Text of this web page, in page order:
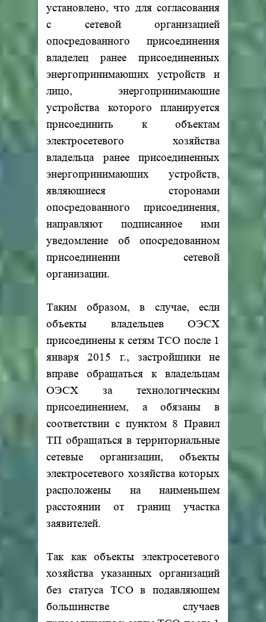
установлено, что для согласования
с сетевой организацией
опосредованного присоединения
владелец ранее присоединенных
энергопринимающих устройств и
лицо, энергопринимающие
устройства которого планируется
присоединить к объектам
электросетевого хозяйства
владельца ранее присоединенных
энергопринимающих устройств,
являющиеся сторонами
опосредованного присоединения,
направляют подписанное ими
уведомление об опосредованном
присоединении сетевой
организации.
Таким образом, в случае, если
объекты владельцев ОЭСХ
присоединены к сетям ТСО после 1
января 2015 г., застройщики не
вправе обращаться к владельцам
ОЭСХ за технологическим
присоединением, а обязаны в
соответствии с пунктом 8 Правил
ТП обращаться в территориальные
сетевые организации, объекты
электросетевого хозяйства которых
расположены на наименьшем
расстоянии от границ участка
заявителей.
Так как объекты электросетевого
хозяйства указанных организаций
без статуса ТСО в подавляющем
большинстве случаев